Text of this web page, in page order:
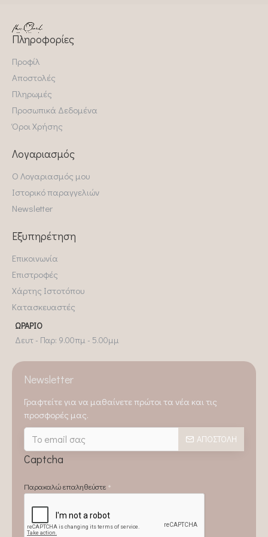
Πληροφορίες
Προφίλ
Αποστολές
Πληρωμές
Προσωπικά Δεδομένα
Όροι Χρήσης
Λογαριασμός
Ο Λογαριασμός μου
Ιστορικό παραγγελιών
Newsletter
Εξυπηρέτηση
Επικοινωνία
Επιστροφές
Χάρτης Ιστοτόπου
Κατασκευαστές
ΩΡΆΡΙΟ
Δευτ - Παρ: 9.00πμ - 5.00μμ
Newsletter
Γραφτείτε για να μαθαίνετε πρώτοι τα νέα και τις
προσφορές μας.
ΑΠΟΣΤΟΛΉ
Captcha
Παρακαλώ επαληθεύστε